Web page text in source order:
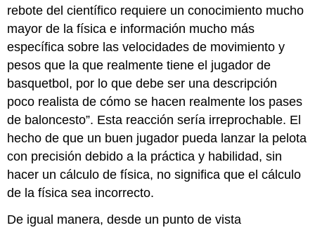
rebote del científico requiere un conocimiento mucho
mayor de la física e información mucho más
específica sobre las velocidades de movimiento y
pesos que la que realmente tiene el jugador de
basquetbol, por lo que debe ser una descripción
poco realista de cómo se hacen realmente los pases
de baloncesto”. Esta reacción sería irreprochable. El
hecho de que un buen jugador pueda lanzar la pelota
con precisión debido a la práctica y habilidad, sin
hacer un cálculo de física, no significa que el cálculo
de la física sea incorrecto.
De igual manera, desde un punto de vista